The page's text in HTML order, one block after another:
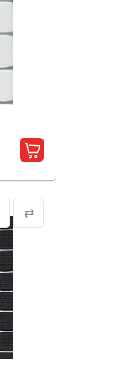
Добавить в
⇄